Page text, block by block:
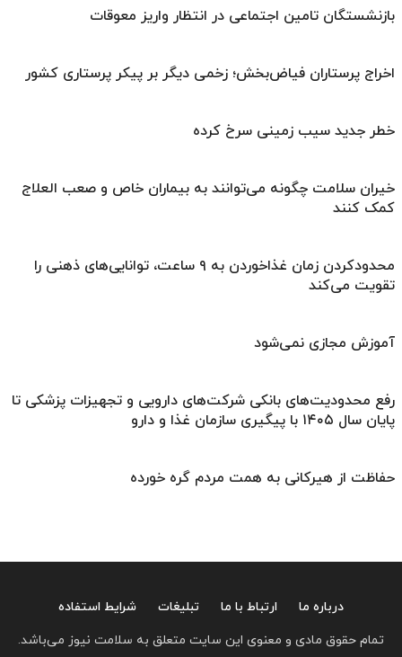
بازنشستگان تامین اجتماعی در انتظار واریز معوقات
اخراج پرستاران فیاض‌بخش؛ زخمی دیگر بر پیکر پرستاری کشور
خطر جدید سیب زمینی سرخ کرده
خیران سلامت چگونه می‌توانند به بیماران خاص و صعب العلاج
کمک کنند
محدودکردن زمان غذاخوردن به ۹ ساعت، توانایی‌های ذهنی را
تقویت می‌کند
آموزش مجازی نمی‌شود
رفع محدودیت‌های بانکی شرکت‌های دارویی و تجهیزات پزشکی تا
پایان سال ۱۴۰۵ با پیگیری سازمان غذا و دارو
حفاظت از هیرکانی به همت مردم گره خورده
درباره ما ارتباط با ما تبلیغات
شرایط استفاده
تمام حقوق مادی و معنوی این سایت متعلق به سلامت نیوز می‌باشد.